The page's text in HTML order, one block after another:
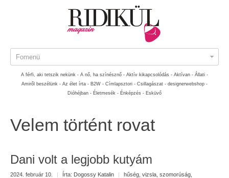
Fomenü
A férfi, aki tetszik nekünk - A nő, ha színésznő - Aktív kikapcsolódás - Aktívan - Állati -
Amiről beszélünk - Az élet írta - B2W - Címlapsztori - Csillagászat - designerwebshop -
Dióhéjban - Életmesék - Énképzés - Esküvő
Velem történt rovat
Dani volt a legjobb kutyám
2024. február 10. | Írta: Dogossy Katalin | hűség vizsla szomorúság